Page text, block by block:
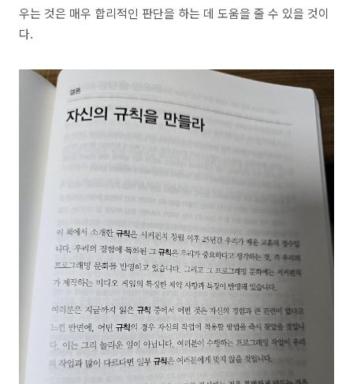
우는 것은 매우 합리적인 판단을 하는 데 도움을 줄 수 있을 것이
다.